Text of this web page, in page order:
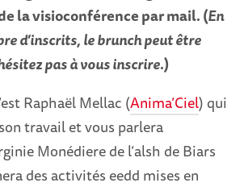
la visioconférence par mail. (En
d’inscrits, le brunch peut être
pas à vous inscrire.)
Raphaël Mellac (Anima’Ciel) qui
travail et vous parlera
Monédiere de l’alsh de Biars
des activités eedd mises en